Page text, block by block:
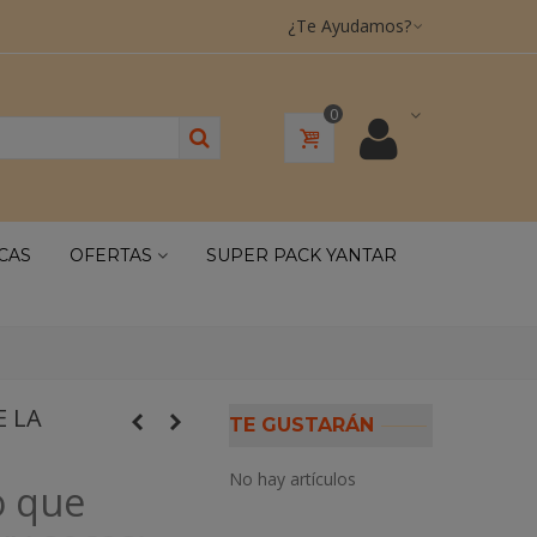
¿Te Ayudamos?
0
OFERTAS
SUPER PACK YANTAR
LA
que
TE GUSTARÁN
No hay artículos